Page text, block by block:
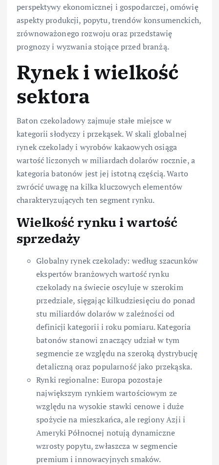
perspektywy ekonomicznej i gospodarczej, omówię
aspekty produkcji, popytu, trendów konsumenckich,
zrównoważonego rozwoju oraz przedstawię
prognozy i wyzwania stojące przed branżą.
Rynek i wielkość
sektora
Baton czekoladowy zajmuje stałe miejsce w
kategorii słodyczy i przekąsek. W skali globalnej
rynek czekolady i wyrobów kakaowych osiąga
wartość liczonych w miliardach dolarów rocznie, a
kategoria batonów jest jej istotną częścią. Warto
zwrócić uwagę na kilka kluczowych elementów
charakteryzujących ten segment rynku.
Wielkość rynku i wartość
sprzedaży
Globalny rynek czekolady: według szacunków
ekspertów branżowych wartość rynku
czekolady na świecie oscyluje w szerokim
przedziale, sięgając kilkudziesięciu do ponad
stu miliardów dolarów w zależności od
definicji kategorii i roku pomiaru. Kategoria
batonów stanowi znaczący udział w tym
segmencie ze względu na szeroką dystrybucję
detaliczną oraz popularność jako przekąska.
Rynki regionalne: Europa pozostaje
największym rynkiem wartościowym ze
względu na wysokie stawki cenowe i duże
spożycie na mieszkańca, ale regiony Azji i
Ameryki Północnej notują dynamiczne
wzrosty popytu, zwłaszcza w segmencie
premium i innowacyjnych smaków.